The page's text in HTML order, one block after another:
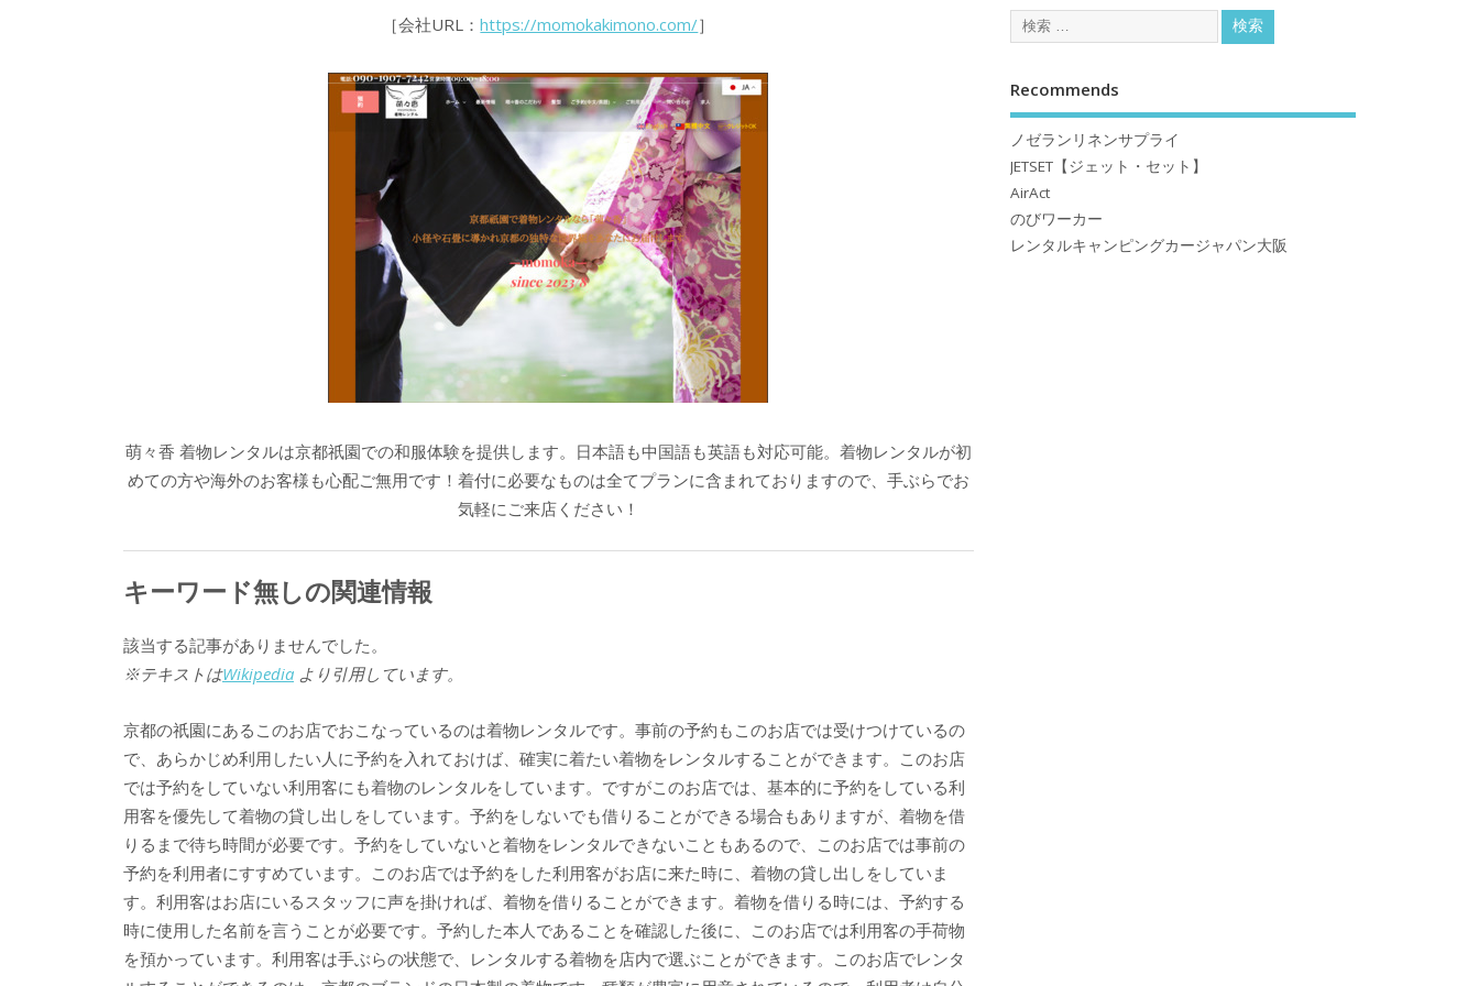
［会社URL：https://momokakimono.com/］
萌々香 着物レンタルは京都祇園での和服体験を提供します。日本語も中国語も英語も対応可能。着物レンタルが初
めての方や海外のお客様も心配ご無用です！着付に必要なものは全てプランに含まれておりますので、手ぶらでお
気軽にご来店ください！
キーワード無しの関連情報
該当する記事がありませんでした。
※テキストはWikipedia より引用しています。
京都の祇園にあるこのお店でおこなっているのは着物レンタルです。事前の予約もこのお店では受けつけているの
で、あらかじめ利用したい人に予約を入れておけば、確実に着たい着物をレンタルすることができます。このお店
では予約をしていない利用客にも着物のレンタルをしています。ですがこのお店では、基本的に予約をしている利
用客を優先して着物の貸し出しをしています。予約をしないでも借りることができる場合もありますが、着物を借
りるまで待ち時間が必要です。予約をしていないと着物をレンタルできないこともあるので、このお店では事前の
予約を利用者にすすめています。このお店では予約をした利用客がお店に来た時に、着物の貸し出しをしていま
す。利用客はお店にいるスタッフに声を掛ければ、着物を借りることができます。着物を借りる時には、予約する
時に使用した名前を言うことが必要です。予約した本人であることを確認した後に、このお店では利用客の手荷物
を預かっています。利用客は手ぶらの状態で、レンタルする着物を店内で選ぶことができます。このお店でレンタ
Recommends
ノゼランリネンサプライ
JETSET【ジェット・セット】
AirAct
のびワーカー
レンタルキャンピングカージャパン大阪